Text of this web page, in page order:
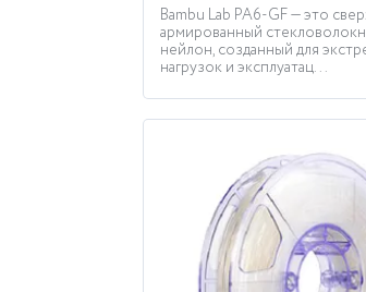
Bambu Lab PA6-GF — это
армированный
нейлон, созданный для
нагрузок и эксплуатац...
КУПИТЬ